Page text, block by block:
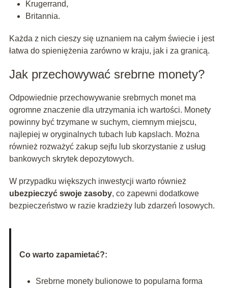
Krugerrand,
Britannia.
Każda z nich cieszy się uznaniem na całym świecie i jest
łatwa do spieniężenia zarówno w kraju, jak i za granicą.
Jak przechowywać srebrne monety?
Odpowiednie przechowywanie srebrnych monet ma
ogromne znaczenie dla utrzymania ich wartości. Monety
powinny być trzymane w suchym, ciemnym miejscu,
najlepiej w oryginalnych tubach lub kapslach. Można
również rozważyć zakup sejfu lub skorzystanie z usług
bankowych skrytek depozytowych.
W przypadku większych inwestycji warto również
ubezpieczyć swoje zasoby, co zapewni dodatkowe
bezpieczeństwo w razie kradzieży lub zdarzeń losowych.
Co warto zapamietać?:
Srebrne monety bulionowe to popularna forma